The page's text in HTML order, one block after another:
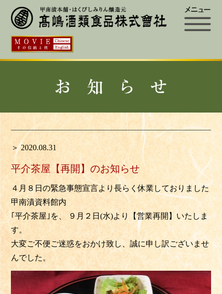
＞ 2020.08.31
平介茶屋【再開】のお知らせ
４月８日の緊急事態宣言より長らく休業しておりました
甲南漬資料館内
｢平介茶屋｣を、 ９月２日(水)より【営業再開】いたしま
す。
大変ご不便ご迷惑をおかけ致し、誠に申し訳ございませ
んでした。